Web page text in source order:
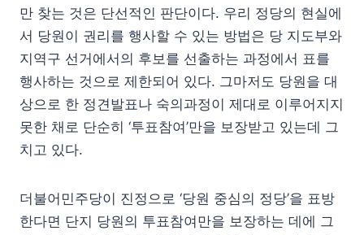
만 찾는 것은 단선적인 판단이다. 우리 정당의 현실에
서 당원이 권리를 행사할 수 있는 방법은 당 지도부와
지역구 선거에서의 후보를 선출하는 과정에서 표를
행사하는 것으로 제한되어 있다. 그마저도 당원을 대
상으로 한 정견발표나 숙의과정이 제대로 이루어지지
못한 채로 단순히 ‘투표참여’만을 보장받고 있는데 그
치고 있다.
더불어민주당이 진정으로 ‘당원 중심의 정당’을 표방
한다면 단지 당원의 투표참여만을 보장하는 데에 그